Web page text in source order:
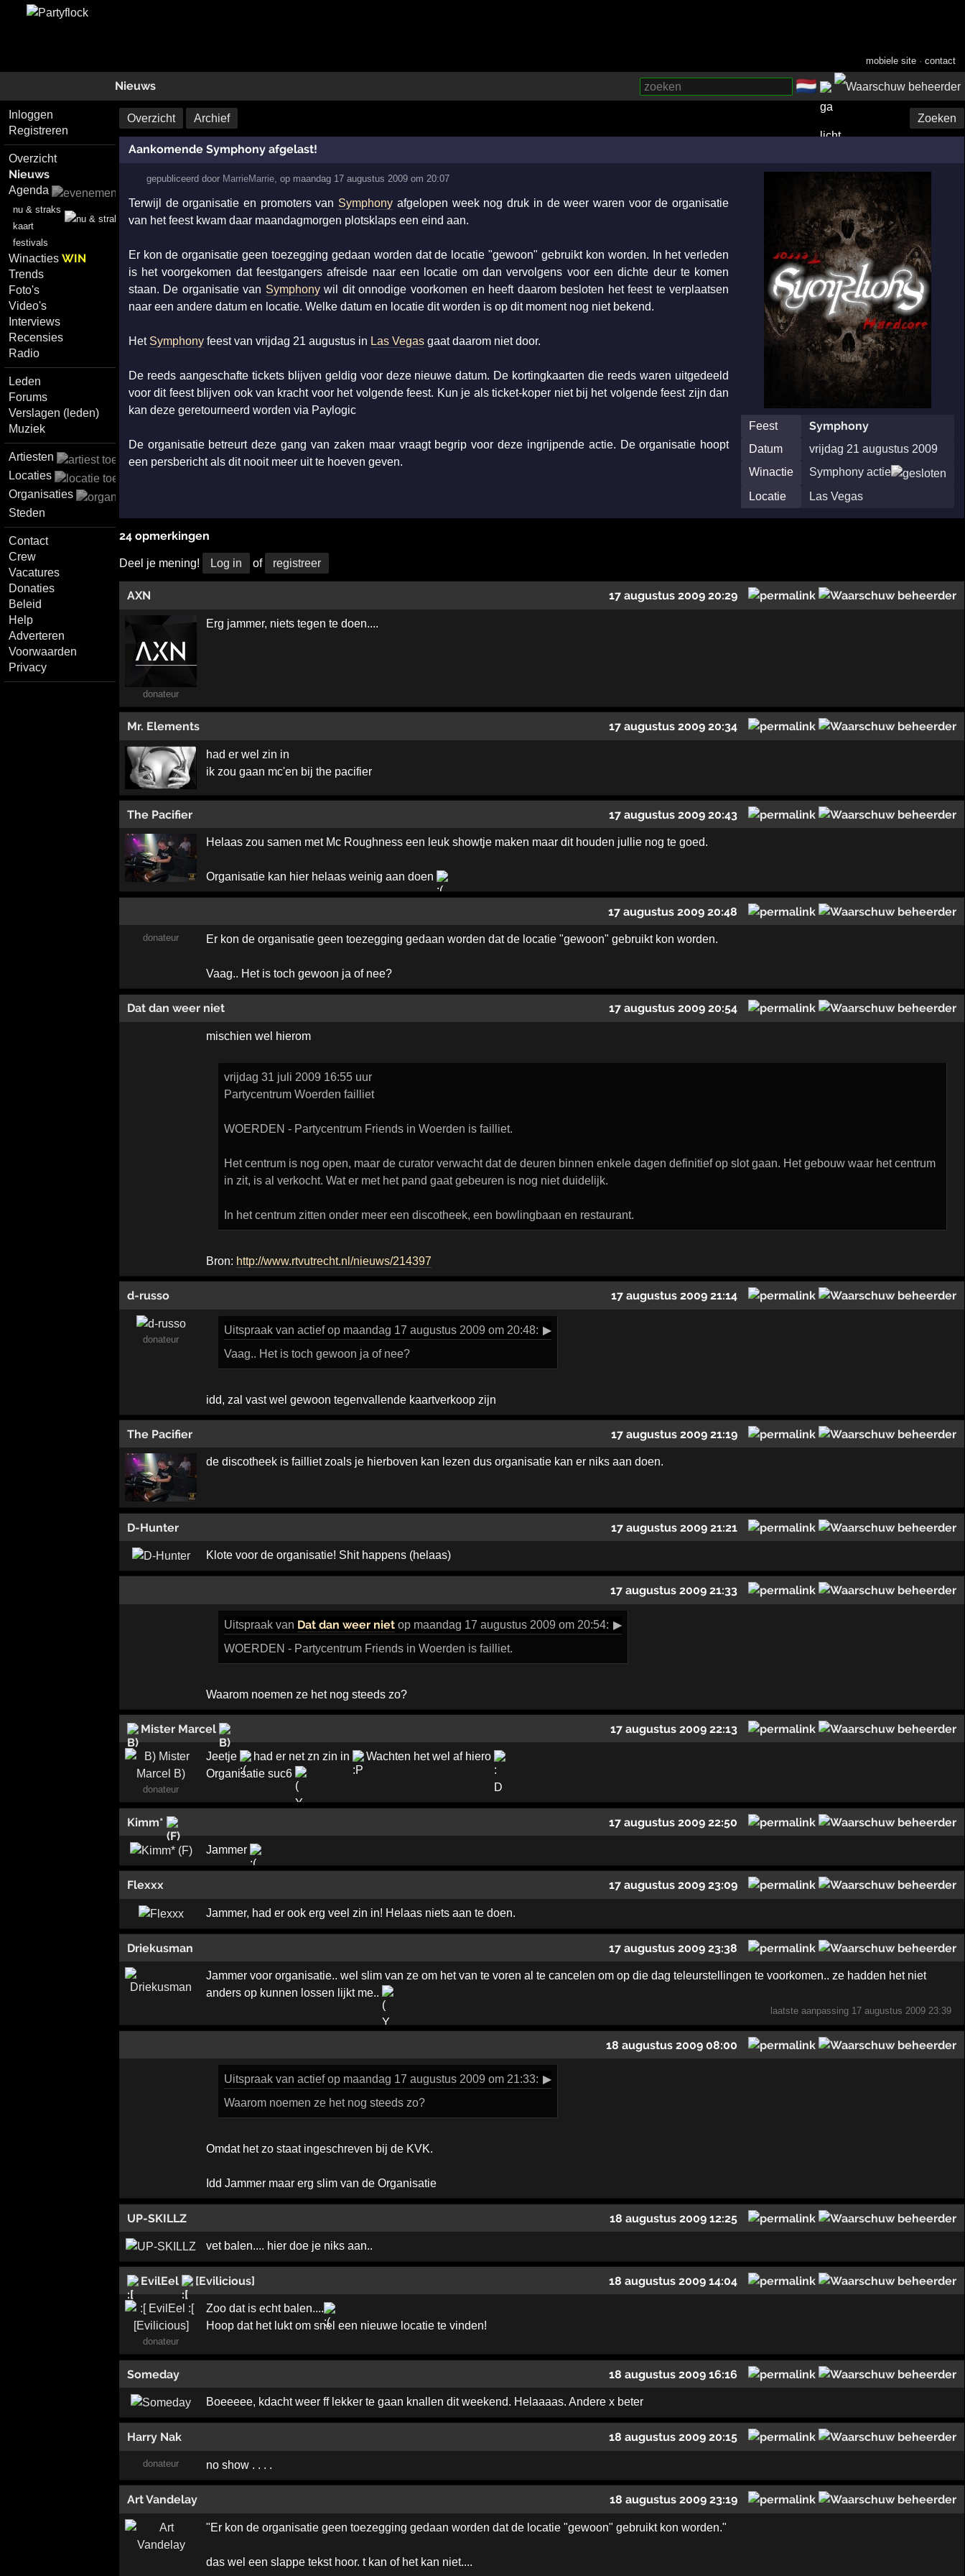
mobiele site ·contact
Nieuws 🇳🇱
Inloggen
Registreren
Overzicht
Nieuws
Agenda
nu & straks
kaart
festivals
WinactiesWIN
Trends
Foto's
Video's
Interviews
Recensies
Radio
Leden
Forums
Verslagen (leden)
Muziek
Artiesten
Locaties
Organisaties
Steden
Contact
Crew
Vacatures
Donaties
Beleid
Help
Adverteren
Voorwaarden
Privacy
Overzicht Archief Zoeken
Aankomende Symphony afgelast!
gepubliceerd door MarrieMarrie, op maandag 17 augustus 2009 om 20:07
Feest Symphony
Datum
vrijdag 21 augustus 2009
Winactie
Symphony actie
Locatie
Las Vegas
Terwijl de organisatie en promoters van Symphony afgelopen week nog druk in de weer waren voor de organisatie
van het feest kwam daar maandagmorgen plotsklaps een eind aan.
Er kon de organisatie geen toezegging gedaan worden dat de locatie "gewoon" gebruikt kon worden. In het verleden
is het voorgekomen dat feestgangers afreisde naar een locatie om dan vervolgens voor een dichte deur te komen
staan. De organisatie van Symphonywil dit onnodige voorkomen en heeft daarom besloten het feest te verplaatsen
naar een andere datum en locatie. Welke datum en locatie dit worden is op dit moment nog niet bekend.
Het Symphonyfeest van vrijdag 21 augustus in Las Vegasgaat daarom niet door.
De reeds aangeschafte tickets blijven geldig voor deze nieuwe datum. De kortingkaarten die reeds waren uitgedeeld
voor dit feest blijven ook van kracht voor het volgende feest. Kun je als ticket-koper niet bij het volgende feest zijn dan
kan deze geretourneerd worden via Paylogic
De organisatie betreurt deze gang van zaken maar vraagt begrip voor deze ingrijpende actie. De organisatie hoopt
een persbericht als dit nooit meer uit te hoeven geven.
24 opmerkingen
Deel je mening! Log in of registreer
AXN 17 augustus 2009 20:29
donateur
Erg jammer, niets tegen te doen....
Mr. Elements 17 augustus 2009 20:34
had er wel zin in
ik zou gaan mc'en bij the pacifier
The Pacifier 17 augustus 2009 20:43
Helaas zou samen met Mc Roughness een leuk showtje maken maar dit houden jullie nog te goed.
Organisatie kan hier helaas weinig aan doen
17 augustus 2009 20:48
donateur Er kon de organisatie geen toezegging gedaan worden dat de locatie "gewoon" gebruikt kon worden.
Vaag.. Het is toch gewoon ja of nee?
Dat dan weer niet 17 augustus 2009 20:54
mischien wel hierom
vrijdag 31 juli 2009 16:55 uur
Partycentrum Woerden failliet
WOERDEN - Partycentrum Friends in Woerden is failliet.
Het centrum is nog open, maar de curator verwacht dat de deuren binnen enkele dagen definitief op slot gaan. Het gebouw waar het centrum
in zit, is al verkocht. Wat er met het pand gaat gebeuren is nog niet duidelijk.
In het centrum zitten onder meer een discotheek, een bowlingbaan en restaurant.
Bron: http://www.rtvutrecht.nl/nieuws/214397
d-russo 17 augustus 2009 21:14
donateur
Uitspraakvan actief op maandag 17 augustus 2009 om 20:48: ▶
Vaag.. Het is toch gewoon ja of nee?
idd, zal vast wel gewoon tegenvallende kaartverkoop zijn
The Pacifier 17 augustus 2009 21:19
de discotheek is failliet zoals je hierboven kan lezen dus organisatie kan er niks aan doen.
D-Hunter 17 augustus 2009 21:21
Klote voor de organisatie! Shit happens (helaas)
17 augustus 2009 21:33
Uitspraakvan Dat dan weer nietop maandag 17 augustus 2009 om 20:54: ▶
WOERDEN - Partycentrum Friends in Woerden is failliet.
Waarom noemen ze het nog steeds zo?
Mister Marcel 17 augustus 2009 22:13
donateur
Jeetje had er net zn zin in
Wachten het wel af hiero
Organisatie suc6
Kimm* 17 augustus 2009 22:50
Jammer
Flexxx 17 augustus 2009 23:09
Jammer, had er ook erg veel zin in! Helaas niets aan te doen.
Driekusman 17 augustus 2009 23:38
Jammer voor organisatie.. wel slim van ze om het van te voren al te cancelen om op die dag teleurstellingen te voorkomen.. ze hadden het niet
anders op kunnen lossen lijkt me..
laatste aanpassing 17 augustus 2009 23:39
18 augustus 2009 08:00
Uitspraakvan actief op maandag 17 augustus 2009 om 21:33: ▶
Waarom noemen ze het nog steeds zo?
Omdat het zo staat ingeschreven bij de KVK.
Idd Jammer maar erg slim van de Organisatie
UP-SKILLZ 18 augustus 2009 12:25
vet balen.... hier doe je niks aan..
EvilEel [Evilicious] 18 augustus 2009 14:04
donateur
Zoo dat is echt balen....
Hoop dat het lukt om snel een nieuwe locatie te vinden!
Someday 18 augustus 2009 16:16
Boeeeee, kdacht weer ff lekker te gaan knallen dit weekend. Helaaaas. Andere x beter
Harry Nak 18 augustus 2009 20:15
donateur no show . . . .
Art Vandelay 18 augustus 2009 23:19
"Er kon de organisatie geen toezegging gedaan worden dat de locatie "gewoon" gebruikt kon worden."
das wel een slappe tekst hoor. t kan of het kan niet....